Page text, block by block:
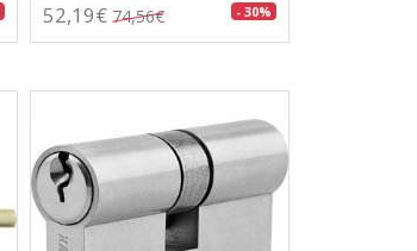
52,19€ 74,56€ - 30%